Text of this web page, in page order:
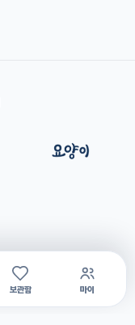
보관함 마이